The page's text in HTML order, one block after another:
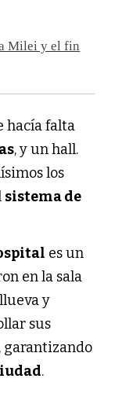
Milei y el fin
hacía falta
, y un hall.
los
sistema de
es un
en la sala
y
sus
garantizando
.